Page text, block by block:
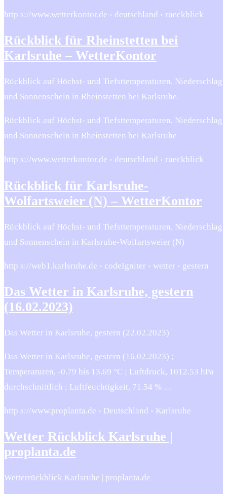
http s://www.wetterkontor.de › deutschland › rueckblick
Rückblick für Rheinstetten bei
Karlsruhe – WetterKontor
Rückblick auf Höchst- und Tiefsttemperaturen, Niederschlag
und Sonnenschein in Rheinstetten bei Karlsruhe.
Rückblick auf Höchst- und Tiefsttemperaturen, Niederschlag
und Sonnenschein in Rheinstetten bei Karlsruhe
http s://www.wetterkontor.de › deutschland › rueckblick
Rückblick für Karlsruhe-
Wolfartsweier (N) – WetterKontor
Rückblick auf Höchst- und Tiefsttemperaturen, Niederschlag
und Sonnenschein in Karlsruhe-Wolfartsweier (N)
http s://web1.karlsruhe.de › codeIgniter › wetter › gestern
Das Wetter in Karlsruhe, gestern
(16.02.2023)
Das Wetter in Karlsruhe, gestern (22.02.2023)
Das Wetter in Karlsruhe, gestern (16.02.2023) ;
Temperaturen, -0.79 bis 13.69 °C ; Luftdruck, 1012.53 hPa
durchschnittlich ; Luftfeuchtigkeit, 71.54 % …
http s://www.proplanta.de › Deutschland › Karlsruhe
Wetter Rückblick Karlsruhe |
proplanta.de
Wetterrückblick Karlsruhe | proplanta.de